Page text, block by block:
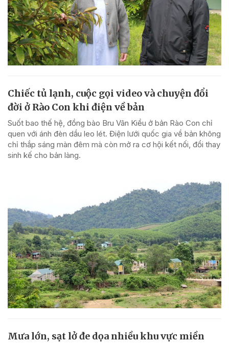
Chiếc tủ lạnh, cuộc gọi video và chuyện đổi
đời ở Rào Con khi điện về bản
Suốt bao thế hệ, đồng bào Bru Vân Kiều ở bản Rào Con chỉ
quen với ánh đèn dầu leo lét. Điện lưới quốc gia về bản không
chỉ thắp sáng màn đêm mà còn mở ra cơ hội kết nối, đổi thay
sinh kế cho bản làng.
Mưa lớn, sạt lở đe dọa nhiều khu vực miền